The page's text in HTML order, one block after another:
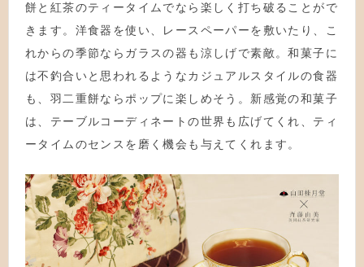
餅と紅茶のティータイムでなら楽しく打ち破ることがで
きます。洋食器を使い、レースペーパーを敷いたり、こ
れからの季節ならガラスの器も涼しげで素敵。和菓子に
は不釣合いと思われるようなカジュアルスタイルの食器
も、羽二重餅ならポップに楽しめそう。新感覚の和菓子
は、テーブルコーディネートの世界も広げてくれ、ティ
ータイムのセンスを磨く機会も与えてくれます。